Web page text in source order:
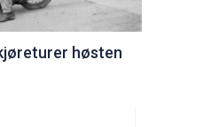
høsten